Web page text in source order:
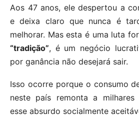
Aos 47 anos, ele despertou a
e deixa claro que nunca é
melhorar. Mas esta é uma luta
“tradição”, é um negócio
por ganância não desejará sair.
Isso ocorre porque o consumo
neste país remonta a
esse absurdo socialmente